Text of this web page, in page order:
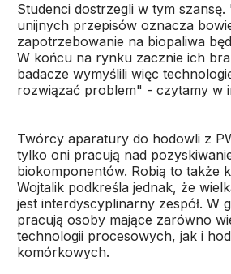
Studenci dostrzegli w tym
unijnych przepisów oznacza
zapotrzebowanie na biopaliwa
W końcu na rynku zacznie ich
badacze wymyślili więc
rozwiązać problem" - czytamy w
Twórcy aparatury do hodowli z
tylko oni pracują nad
biokomponentów. Robią to także
Wojtalik podkreśla jednak, że
jest interdyscyplinarny zespół. W
pracują osoby mające zarówno
technologii procesowych, jak i
komórkowych.